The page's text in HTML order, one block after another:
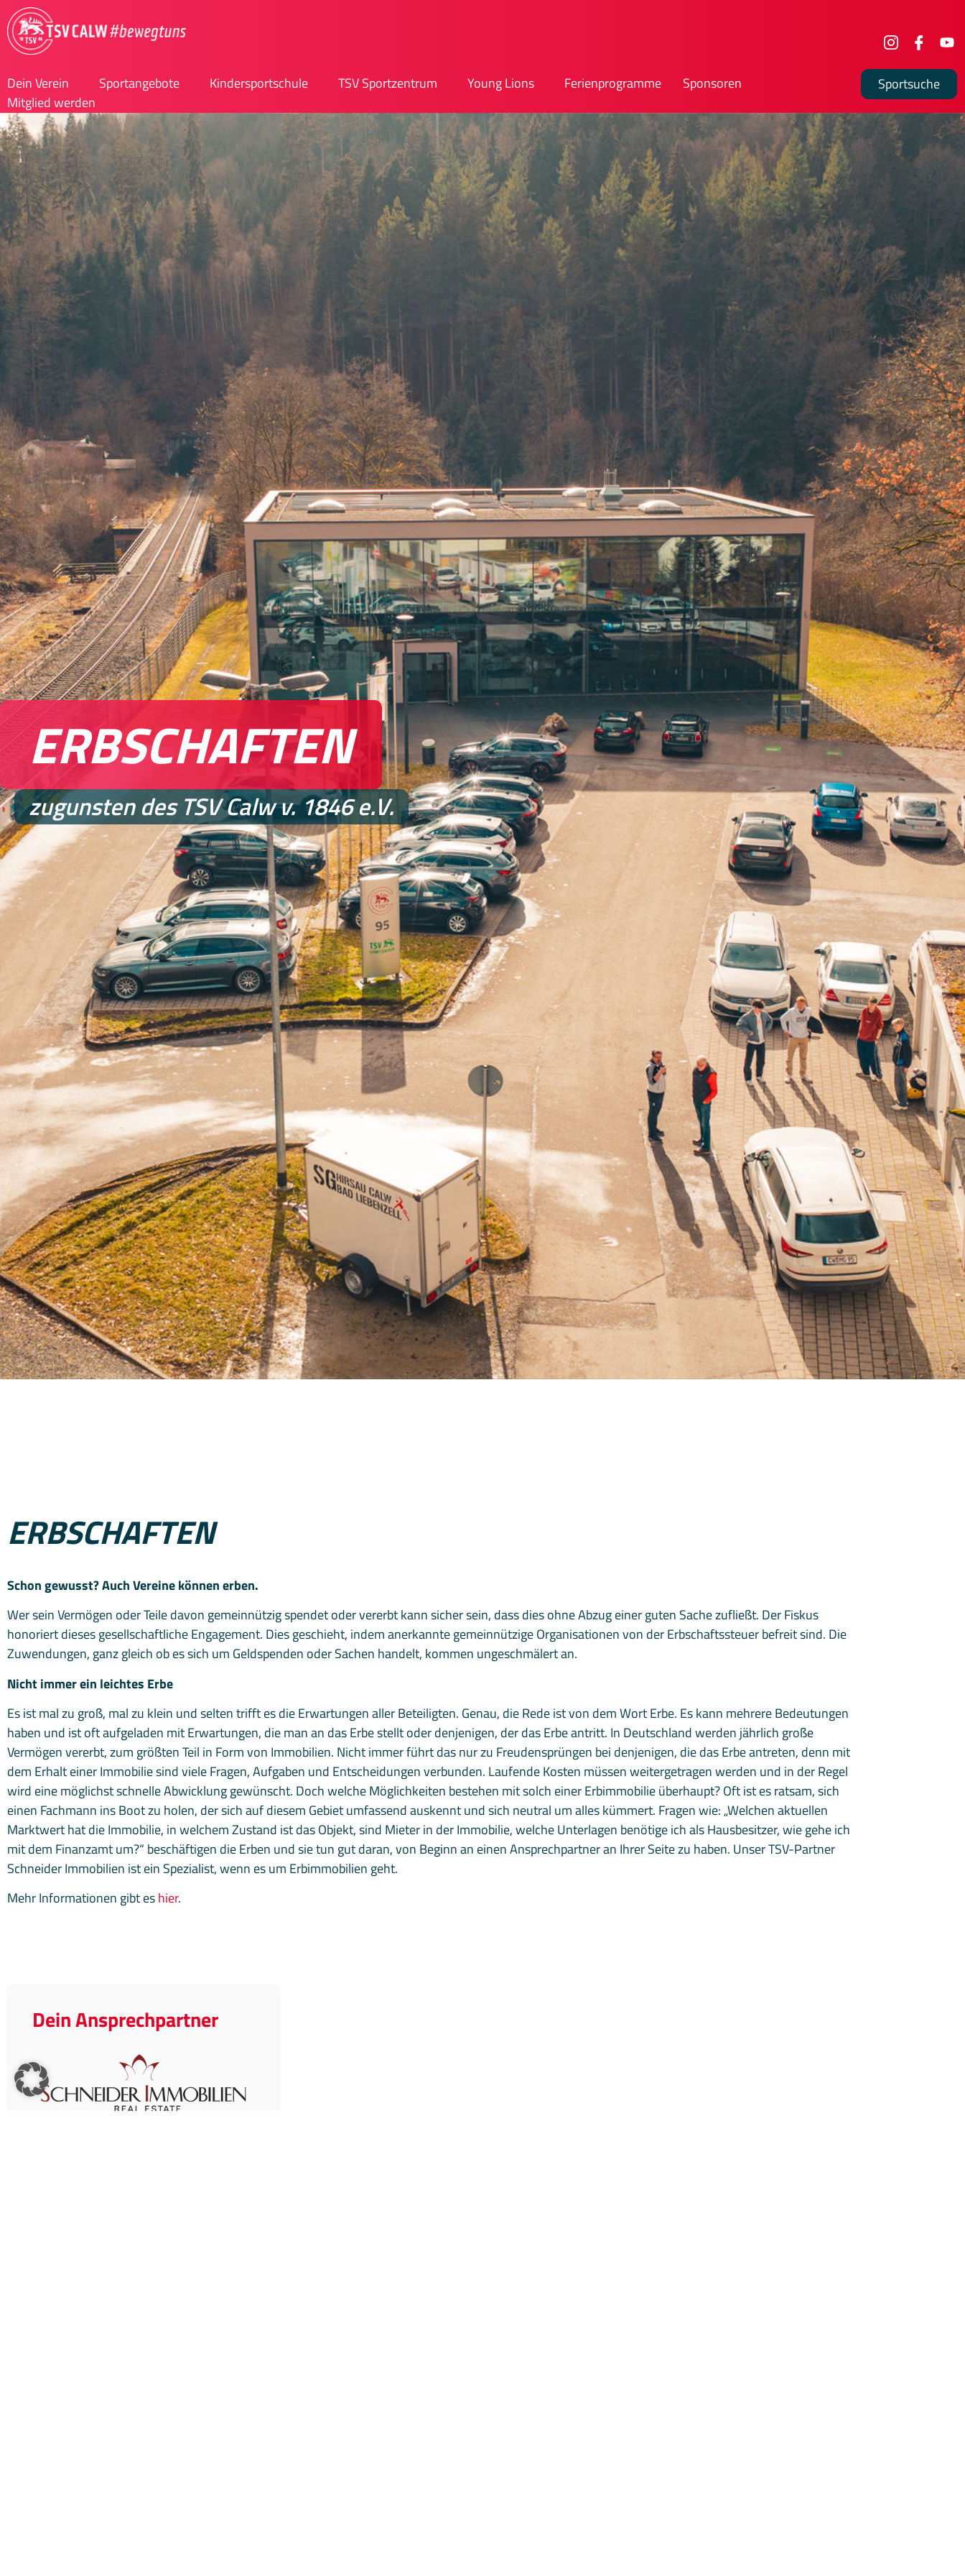
springen
Dein Verein Sportangebote Kindersportschule TSV Sportzentrum Young Lions Ferienprogramme
Sponsoren
Mitglied werden
Sportsuche
ERBSCHAFTEN
zugunsten des TSV Calw v. 1846 e.V.
ERBSCHAFTEN
Schon gewusst? Auch Vereine können erben.
Wer sein Vermögen oder Teile davon gemeinnützig spendet oder vererbt kann sicher sein, dass dies ohne Abzug einer guten Sache zufließt. Der Fiskus
honoriert dieses gesellschaftliche Engagement. Dies geschieht, indem anerkannte gemeinnützige Organisationen von der Erbschaftssteuer befreit sind. Die
Zuwendungen, ganz gleich ob es sich um Geldspenden oder Sachen handelt, kommen ungeschmälert an.
Nicht immer ein leichtes Erbe
Es ist mal zu groß, mal zu klein und selten trifft es die Erwartungen aller Beteiligten. Genau, die Rede ist von dem Wort Erbe. Es kann mehrere Bedeutungen
haben und ist oft aufgeladen mit Erwartungen, die man an das Erbe stellt oder denjenigen, der das Erbe antritt. In Deutschland werden jährlich große
Vermögen vererbt, zum größten Teil in Form von Immobilien. Nicht immer führt das nur zu Freudensprüngen bei denjenigen, die das Erbe antreten, denn mit
dem Erhalt einer Immobilie sind viele Fragen, Aufgaben und Entscheidungen verbunden. Laufende Kosten müssen weitergetragen werden und in der Regel
wird eine möglichst schnelle Abwicklung gewünscht. Doch welche Möglichkeiten bestehen mit solch einer Erbimmobilie überhaupt? Oft ist es ratsam, sich
einen Fachmann ins Boot zu holen, der sich auf diesem Gebiet umfassend auskennt und sich neutral um alles kümmert. Fragen wie: „Welchen aktuellen
Marktwert hat die Immobilie, in welchem Zustand ist das Objekt, sind Mieter in der Immobilie, welche Unterlagen benötige ich als Hausbesitzer, wie gehe ich
mit dem Finanzamt um?“ beschäftigen die Erben und sie tun gut daran, von Beginn an einen Ansprechpartner an Ihrer Seite zu haben. Unser TSV-Partner
Schneider Immobilien ist ein Spezialist, wenn es um Erbimmobilien geht.
Mehr Informationen gibt eshier.
Dein Ansprechpartner